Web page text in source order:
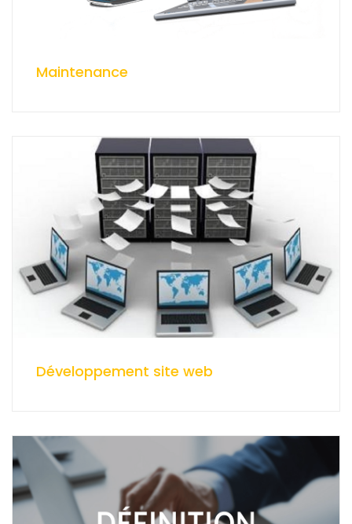
Maintenance
Développement site web